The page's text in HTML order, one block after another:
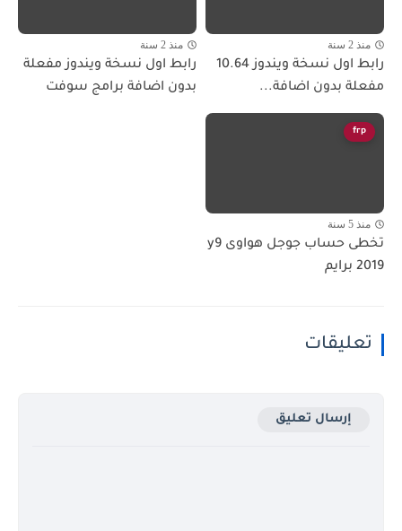
منذ 2 سنة
رابط اول نسخة ويندوز 10.64
مفعلة بدون اضافة...
منذ 2 سنة
رابط اول نسخة ويندوز مفعلة
بدون اضافة برامج سوفت
frp
منذ 5 سنة
تخطى حساب جوجل هواوى y9
2019 برايم
تعليقات
إرسال تعليق